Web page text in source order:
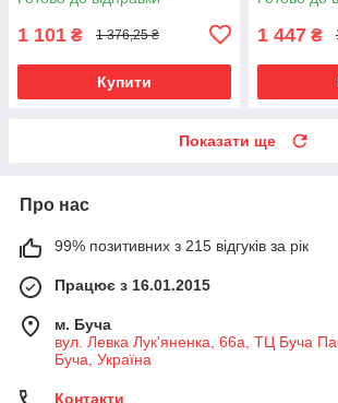
19\19 мм 300 см (00-
1 101 ₴ 1 376,25 ₴
Купити
Оксамит
1 447 ₴
Показати ще
Про нас
99% позитивних з 215 відгуків за рік
Працює з 16.01.2015
м. Буча
вул. Левка Лук'яненка, 66а, ТЦ Буча
Буча, Україна
Контакти